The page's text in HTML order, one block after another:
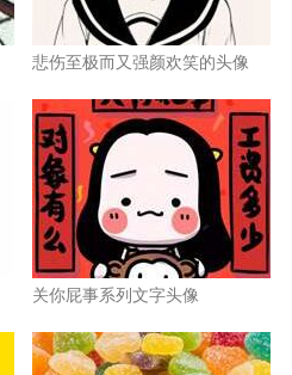
悲伤至极而又强颜欢笑的头像
关你屁事系列文字头像